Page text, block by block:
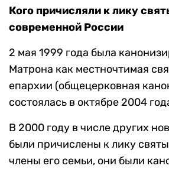
Кого причисляли к лику
современной России
2 мая 1999 года была
Матрона как местночтимая
епархии (общецерковная
состоялась в октябре 2004
В 2000 году в числе других
были причислены к лику
члены его семьи, они были